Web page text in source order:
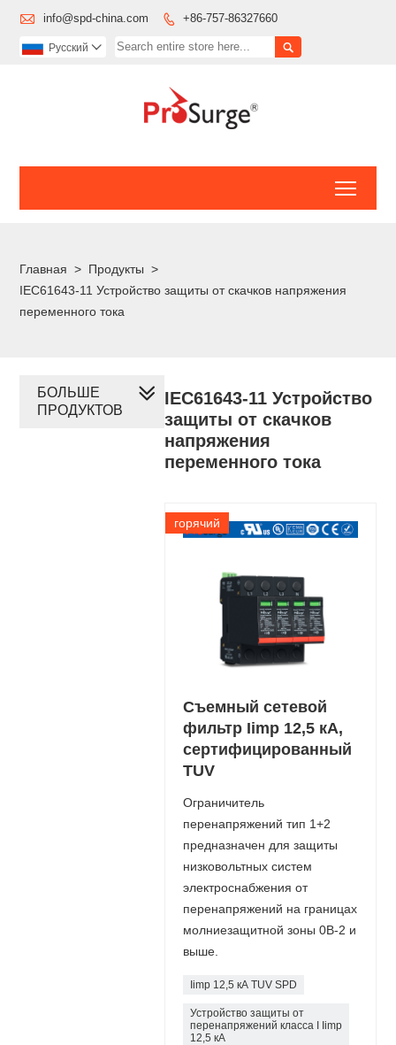
 info@spd-china.com  +86-757-86327660

Pусский 
Главная > Продукты >
IEC61643-11 Устройство защиты от скачков напряжения
переменного тока
IEC61643-11 Устройство
защиты от скачков
напряжения
переменного тока
горячий
Съемный сетевой
фильтр Iimp 12,5 кА,
сертифицированный
TUV
Ограничитель
перенапряжений тип 1+2
предназначен для защиты
низковольтных систем
электроснабжения от
перенапряжений на границах
молниезащитной зоны 0В-2 и
выше.
Iimp 12,5 кА TUV SPD
Устройство защиты от
перенапряжений класса I Iimp
12,5 кА
БОЛЬШЕ
ПРОДУКТОВ